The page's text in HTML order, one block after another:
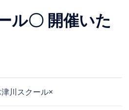
ル〇 開催いた
川スクール×